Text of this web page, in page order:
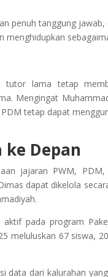
penuh tanggung jawab,
tutor lama tetap
Mengingat
tetap dapat
ke Depan
jajaran PWM,
dapat dikelola
pada program
meluluskan 67 siswa,
data dari kalurahan